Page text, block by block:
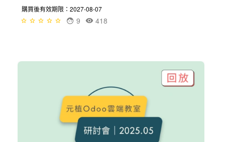
購買後有效期限：2027-08-07
418
9